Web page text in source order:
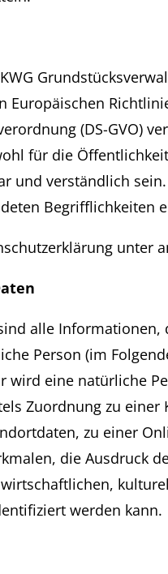
Europäischen
(DS-GVO)
für die
und verständlich
Begrifflichkeiten
unter
alle
Person (im
wird eine natürliche
Zuordnung zu einer
zu einer
die Ausdruck
werden kann.